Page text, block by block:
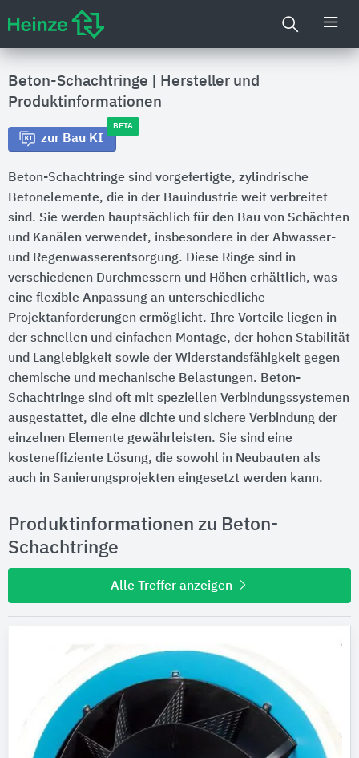
Beton-Schachtringe
Hersteller und
Produktinformationen
zur Bau KI
BETA
Beton-Schachtringe sind vorgefertigte, zylindrische
Betonelemente, die in der Bauindustrie weit verbreitet
sind. Sie werden hauptsächlich für den Bau von Schächten
und Kanälen verwendet, insbesondere in der Abwasser-
und Regenwasserentsorgung. Diese Ringe sind in
verschiedenen Durchmessern und Höhen erhältlich, was
eine flexible Anpassung an unterschiedliche
Projektanforderungen ermöglicht. Ihre Vorteile liegen in
der schnellen und einfachen Montage, der hohen Stabilität
und Langlebigkeit sowie der Widerstandsfähigkeit gegen
chemische und mechanische Belastungen. Beton-
Schachtringe sind oft mit speziellen Verbindungssystemen
ausgestattet, die eine dichte und sichere Verbindung der
einzelnen Elemente gewährleisten. Sie sind eine
kosteneffiziente Lösung, die sowohl in Neubauten als
auch in Sanierungsprojekten eingesetzt werden kann.
Produktinformationen zu Beton-
Schachtringe
Alle Treffer anzeigen